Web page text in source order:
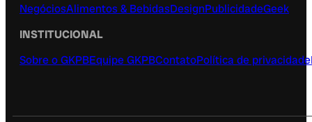
NegóciosAlimentos & BebidasDesignPublicidadeGeek
INSTITUCIONAL
Sobre o GKPBEquipe GKPBContatoPolítica de privacidade